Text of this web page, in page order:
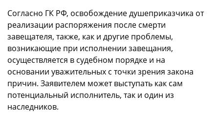
Согласно ГК РФ, освобождение душеприказчика от
реализации распоряжения после смерти
завещателя, также, как и другие проблемы,
возникающие при исполнении завещания,
осуществляется в судебном порядке и на
основании уважительных с точки зрения закона
причин. Заявителем может выступать как сам
потенциальный исполнитель, так и один из
наследников.